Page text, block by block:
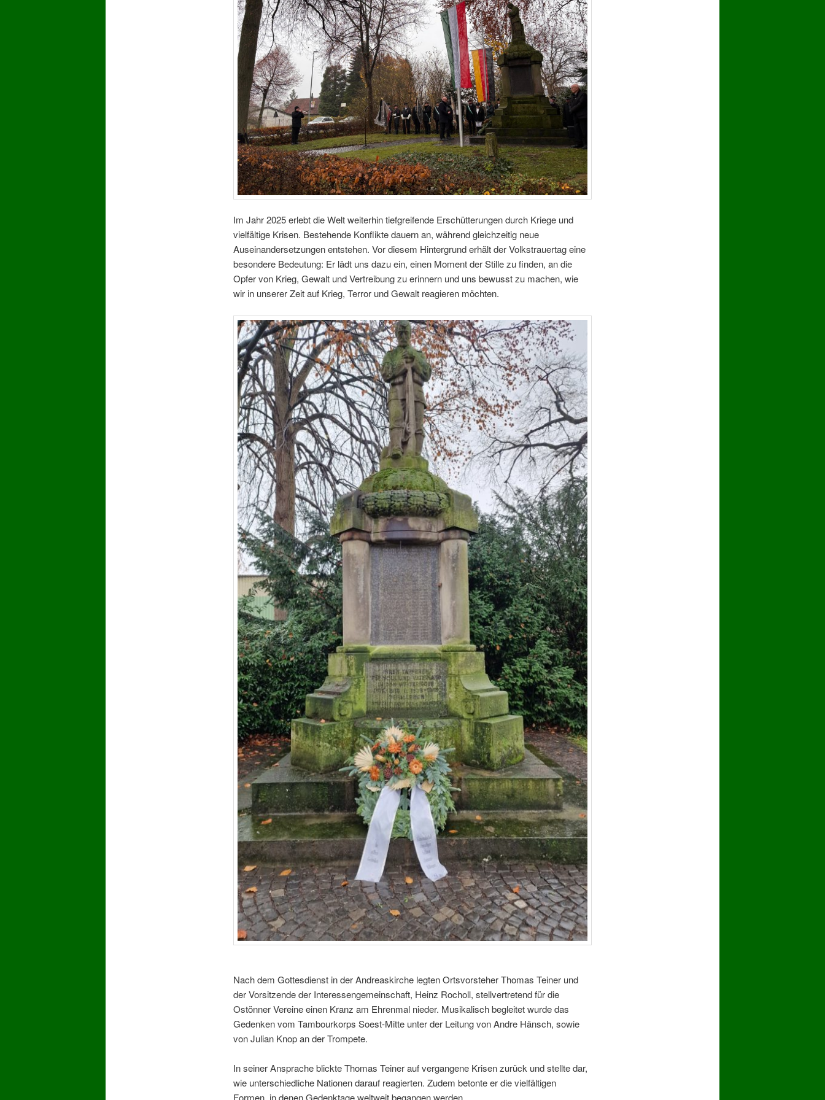
Im Jahr 2025 erlebt die Welt weiterhin tiefgreifende Erschütterungen durch Kriege und
vielfältige Krisen. Bestehende Konflikte dauern an, während gleichzeitig neue
Auseinandersetzungen entstehen. Vor diesem Hintergrund erhält der Volkstrauertag eine
besondere Bedeutung: Er lädt uns dazu ein, einen Moment der Stille zu finden, an die
Opfer von Krieg, Gewalt und Vertreibung zu erinnern und uns bewusst zu machen, wie
wir in unserer Zeit auf Krieg, Terror und Gewalt reagieren möchten.
Nach dem Gottesdienst in der Andreaskirche legten Ortsvorsteher Thomas Teiner und
der Vorsitzende der Interessengemeinschaft, Heinz Rocholl, stellvertretend für die
Ostönner Vereine einen Kranz am Ehrenmal nieder. Musikalisch begleitet wurde das
Gedenken vom Tambourkorps Soest-Mitte unter der Leitung von Andre Hänsch, sowie
von Julian Knop an der Trompete.
In seiner Ansprache blickte Thomas Teiner auf vergangene Krisen zurück und stellte dar,
wie unterschiedliche Nationen darauf reagierten. Zudem betonte er die vielfältigen
Formen, in denen Gedenktage weltweit begangen werden.